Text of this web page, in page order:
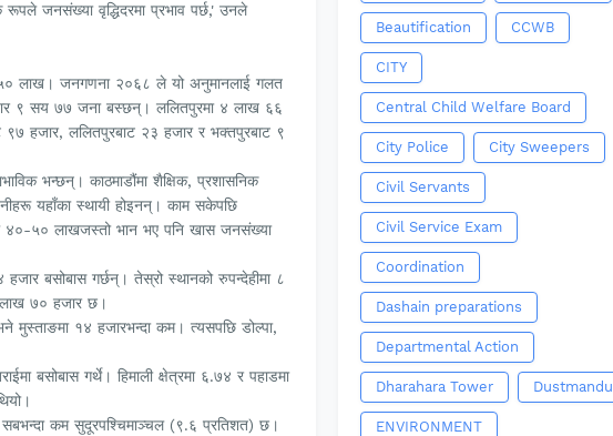
जनसंख्या वृद्धिदरमा प्रभाव पर्छ,' उनले
५० लाख। जनगणना २०६८ ले यो अनुमानलाई गलत
९ सय ७७ जना बस्छन्। ललितपुरमा ४ लाख ६६
हजार, ललितपुरबाट २३ हजार र भक्तपुरबाट ९
भन्छन्। काठमाडौंमा शैक्षिक, प्रशासनिक
यहाँका स्थायी होइनन्। काम सकेपछि
४०-५० लाखजस्तो भान भए पनि खास जनसंख्या
बसोबास गर्छन्। तेस्रो स्थानको रुपन्देहीमा ८
लाख ७० हजार छ।
१४ हजारभन्दा कम। त्यसपछि डोल्पा,
बसोबास गर्थे। हिमाली क्षेत्रमा ६.७४ र पहाडमा
सबभन्दा कम सुदूरपश्चिमाञ्चल (९.६ प्रतिशत) छ।
Beautification CCWB
CITY
Central Child Welfare Board
City Police City Sweepers
Civil Servants
Civil Service Exam
Coordination
Dashain preparations
Departmental Action
Dharahara Tower Dustmandu
ENVIRONMENT